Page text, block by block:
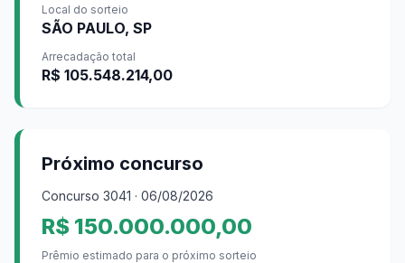
Local do sorteio
SÃO PAULO, SP
Arrecadação total
R$ 105.548.214,00
Próximo concurso
Concurso 3041 · 06/08/2026
R$ 150.000.000,00
Prêmio estimado para o próximo sorteio